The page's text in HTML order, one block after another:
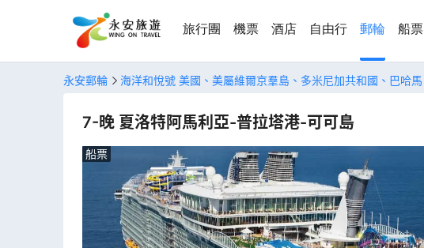
旅行團 機票 酒店 自由行 郵輪 船票
永安郵輪 海洋和悅號 美國、美屬維爾京羣島、多米尼加共和國、巴哈馬
7-晚 夏洛特阿馬利亞-普拉塔港-可可島
船票